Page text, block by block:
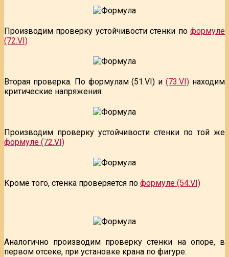
Производим проверку устойчивости стенки по формуле
(72.VI)
Вторая проверка. По формулам (51.VI) и(73.VI) находим
критические напряжения:
Производим проверку устойчивости стенки по той же
формуле (72.VI)
Кроме того, стенка проверяется по формуле (54.VI)
Аналогично производим проверку стенки на опоре, в
первом отсеке, при установке крана по фигуре.